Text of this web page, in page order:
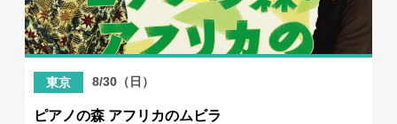
東京 8/30（日）
ピアノの森 アフリカのムビラ